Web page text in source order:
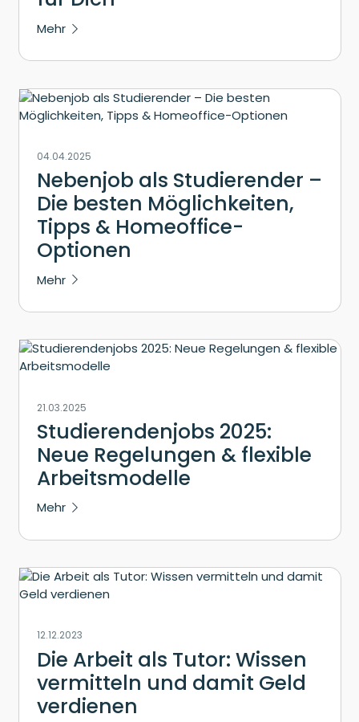
Mehr
04.04.2025
Nebenjob als Studierender –
Die besten Möglichkeiten,
Tipps & Homeoffice-
Optionen
Mehr
21.03.2025
Studierendenjobs 2025:
Neue Regelungen & flexible
Arbeitsmodelle
Mehr
12.12.2023
Die Arbeit als Tutor: Wissen
vermitteln und damit Geld
verdienen